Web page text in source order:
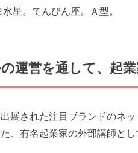
星。てんびん座。Ａ型。
運営を通して、起
展された注目ブランドのネ
、有名起業家の外部講師とし